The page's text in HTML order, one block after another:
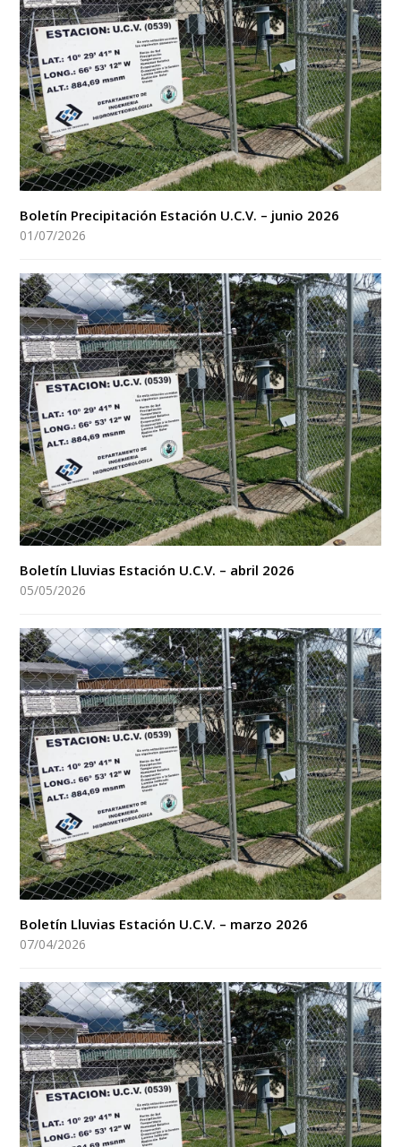
Boletín Precipitación Estación U.C.V. – junio 2026
01/07/2026
Boletín Lluvias Estación U.C.V. – abril 2026
05/05/2026
Boletín Lluvias Estación U.C.V. – marzo 2026
07/04/2026